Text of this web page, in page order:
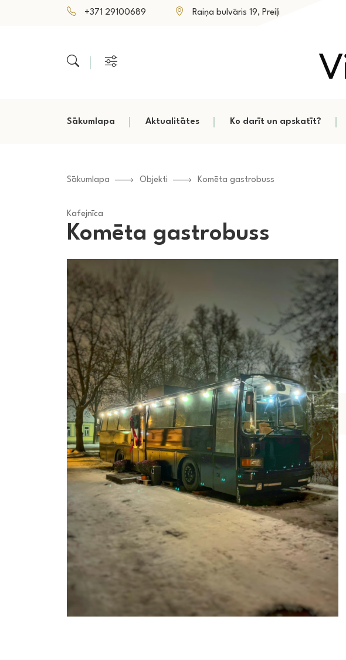
+371 29100689 Raiņa bulvāris 19, Preiļi
Sākumlapa Aktualitātes Ko darīt un apskatīt?
Sākumlapa Objekti Komēta gastrobuss
Kafejnīca
Komēta gastrobuss